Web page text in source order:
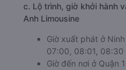
c. Lộ trình, giờ khởi hành
Anh Limousine
Giờ xuất phát ở
07:00, 08:01, 08:30
Giờ đến nơi ở Quận